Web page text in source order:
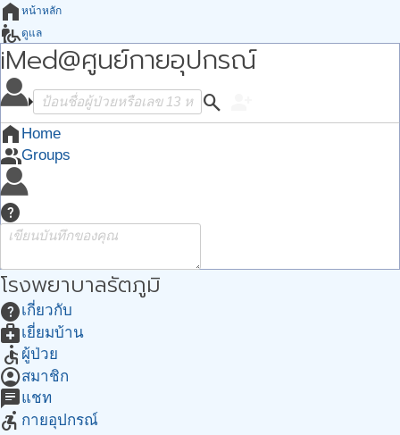
home หน้าหลัก
wheelchair_pickupดูแล
how_to_regต้องการ
groups
appsApps
account_circleฉัน
iMed@ศูนย์กายอุปกรณ์
search
home Home
groupGroups
help
โรงพยาบาลรัตภูมิ
helpเกี่ยวกับ
medical_servicesเยี่ยมบ้าน
accessible ผู้ป่วย
account_circleสมาชิก
chatแชท
accessible_forward กายอุปกรณ์